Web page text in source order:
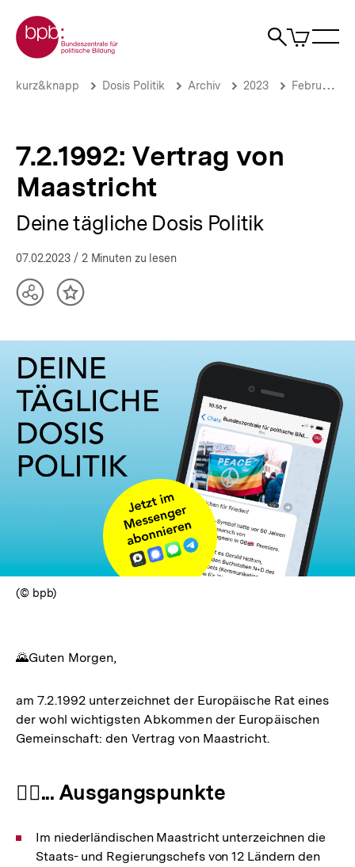
zum
Seiteninhalt
springen
Zur Startseite der bpb
Suche
Artikel
im
7.2.1992:
Deine
tägliche
Dosis
Brotkrümelnavigation
Pfadnavigation
kurz&knapp Dosis Politik Archiv 2023 Februar 2023
7.2.1992: Vertrag von
Maastricht
Deine tägliche Dosis Politik
07.02.2023 / 2 Minuten zu lesen
TeilenInhalt
(© bpb)
🌄Guten Morgen,
am 7.2.1992 unterzeichnet der Europäische Rat eines
der wohl wichtigsten Abkommen der Europäischen
Gemeinschaft: den Vertrag von Maastricht.
🚶‍♂️... Ausgangspunkte
Im niederländischen Maastricht unterzeichnen die
Staats- und Regierungschefs von 12 Ländern den